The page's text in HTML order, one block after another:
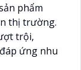
phẩm
thị trường.
trội,
ứng nhu